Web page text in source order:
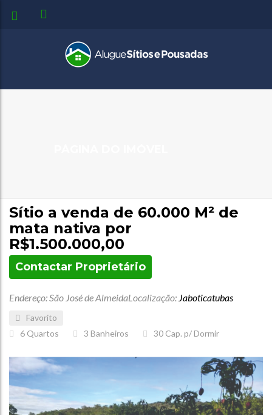
Sítio a venda de 60.000 M² de
mata nativa por
R$1.500.000,00
Contactar Proprietário
Endereço: São José de AlmeidaLocalização: Jaboticatubas
Favorito
6 Quartos 3 Banheiros 30 Cap. p/ Dormir